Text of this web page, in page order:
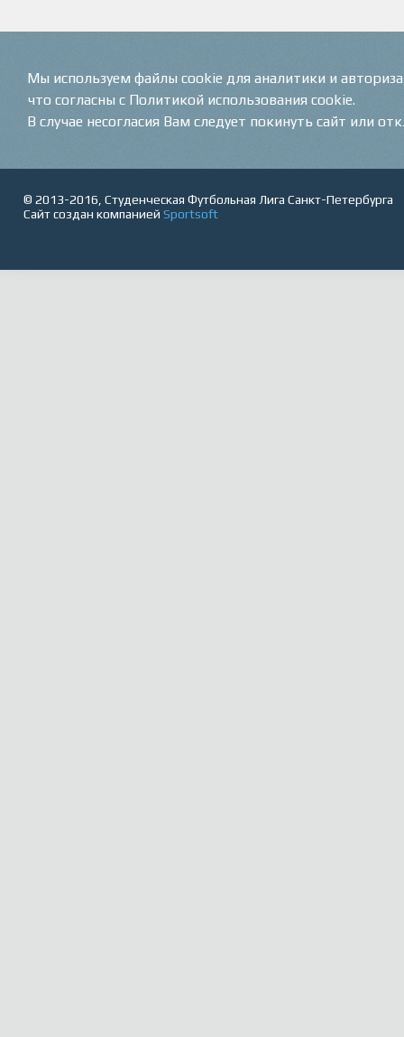
© 2013-2016, Студенческая Футбольная Лига Санкт-Петербурга
Сайт создан компанией Sportsoft
Мы используем файлы cookie для аналитики и
что согласны с Политикой использования cookie.
В случае несогласия Вам следует покинуть сайт или